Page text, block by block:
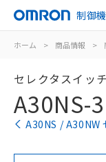
制御
ホーム > 商品情報 >
セレクタスイッチ
A30NS-
A30NS / A30NW